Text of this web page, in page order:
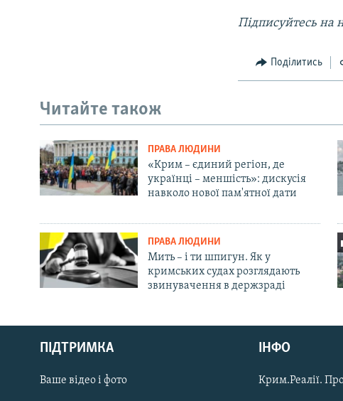
Русский
Qırımtatar
ДОЛУЧАЙСЯ!
Підписуйтесь на
Поділитись
Читайте також
ПРАВА ЛЮДИНИ
«Крим – єдиний регіон, де
українці – меншість»: дискусія
навколо нової пам'ятної дати
ПРАВА ЛЮДИНИ
Мить – і ти шпигун. Як у
кримських судах розглядають
звинувачення в держзраді
ПІДТРИМКА
Ваше відео і фото
ІНФО
Крим.Реалії.